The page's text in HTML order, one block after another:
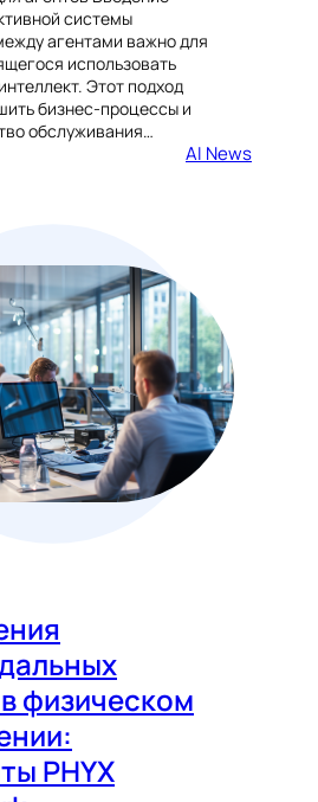
системы
агентами важно для
использовать
Этот подход
бизнес-процессы и
обслуживания…
AI News
физическом
PHYX